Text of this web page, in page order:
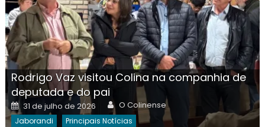
Rodrigo Vaz visitou Colina na companhia de
deputada e do pai
Posted
on
31 de julho de 2026 Author
O Colinense
Jaborandi Principais Notícias